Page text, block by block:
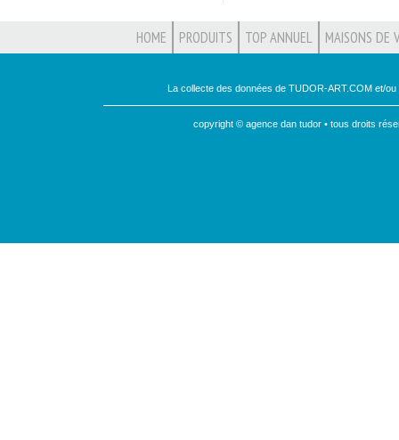
HOME PRODUITS TOP ANNUEL MAISONS DE
La collecte des données de TUDOR-ART.COM et/
copyright © agence dan tudor • tous droits